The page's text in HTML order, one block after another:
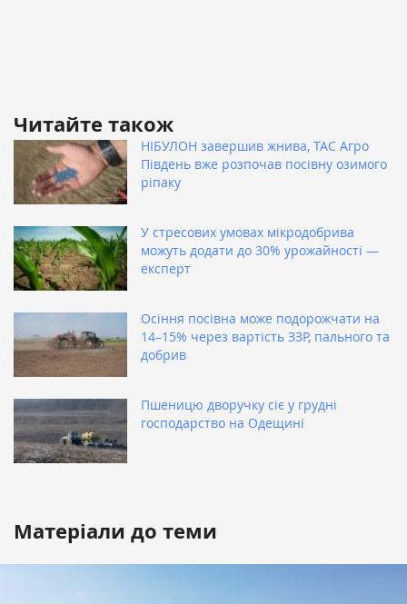
Читайте також
НІБУЛОН завершив жнива, ТАС Агро
Південь вже розпочав посівну озимого
ріпаку
У стресових умовах мікродобрива
можуть додати до 30% урожайності —
експерт
Осіння посівна може подорожчати на
14–15% через вартість ЗЗР, пального та
добрив
Пшеницю дворучку сіє у грудні
господарство на Одещині
Матеріали до теми